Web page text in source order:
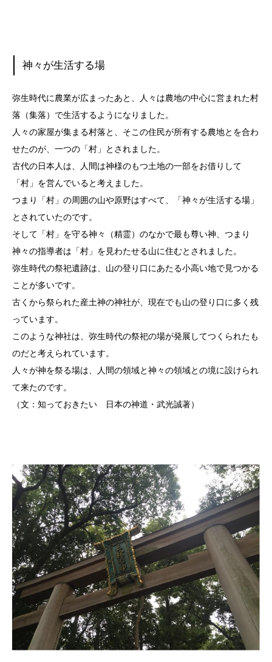
神々が生活する場
弥生時代に農業が広まったあと、人々は農地の中心に営まれた村
落（集落）で生活するようになりました。
人々の家屋が集まる村落と、そこの住民が所有する農地とを合わ
せたのが、一つの「村」とされました。
古代の日本人は、人間は神様のもつ土地の一部をお借りして
「村」を営んでいると考えました。
つまり「村」の周囲の山や原野はすべて、「神々が生活する場」
とされていたのです。
そして「村」を守る神々（精霊）のなかで最も尊い神、つまり
神々の指導者は「村」を見わたせる山に住むとされました。
弥生時代の祭祀遺跡は、山の登り口にあたる小高い地で見つかる
ことが多いです。
古くから祭られた産土神の神社が、現在でも山の登り口に多く残
っています。
このような神社は、弥生時代の祭祀の場が発展してつくられたも
のだと考えられています。
人々が神を祭る場は、人間の領域と神々の領域との境に設けられ
て来たのです。
（文：知っておきたい 日本の神道・武光誠著）